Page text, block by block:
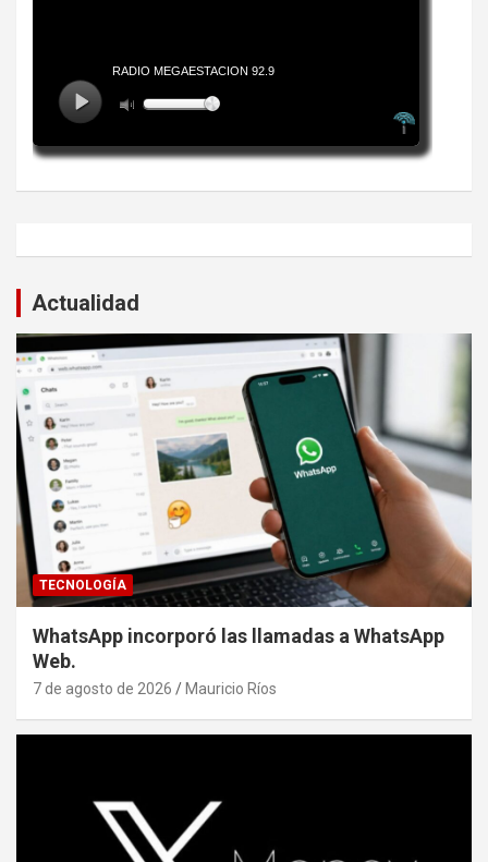
Actualidad
TECNOLOGÍA
WhatsApp incorporó las llamadas a WhatsApp
Web.
7 de agosto de 2026 Mauricio Ríos